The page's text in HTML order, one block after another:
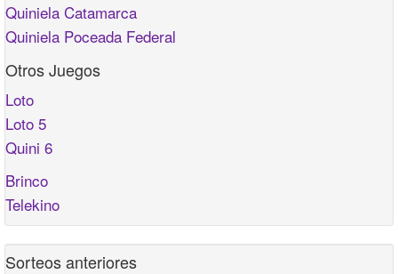
Quiniela Catamarca
Quiniela Poceada Federal
Otros Juegos
Loto
Loto 5
Quini 6
Brinco
Telekino
Sorteos anteriores